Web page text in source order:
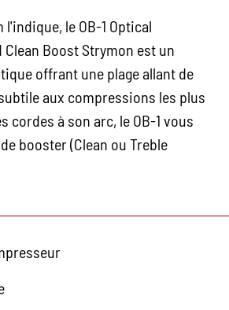
le OB-1 Optical
Boost Strymon est un
offrant une plage allant de
aux compressions les plus
cordes à son arc, le OB-1 vous
booster (Clean ou Treble